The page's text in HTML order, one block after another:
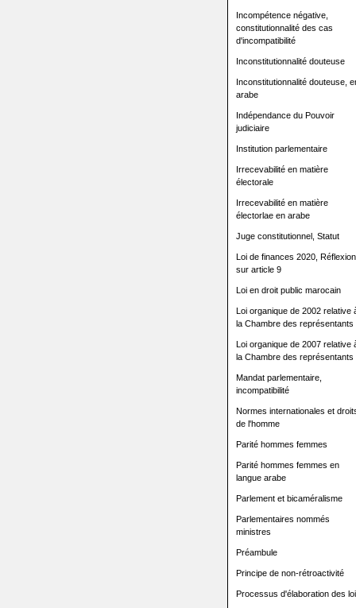
Incompétence négative,
constitutionnalité des cas
d'incompatibilité
Inconstitutionnalité douteuse
Inconstitutionnalité douteuse,
arabe
Indépendance du Pouvoir
judiciaire
Institution parlementaire
Irrecevabilité en matière
électorale
Irrecevabilité en matière
électorlae en arabe
Juge constitutionnel, Statut
Loi de finances 2020, Réflexion
sur article 9
Loi en droit public marocain
Loi organique de 2002 relative
la Chambre des représentants
Loi organique de 2007 relative
la Chambre des représentants
Mandat parlementaire,
incompatibilité
Normes internationales et
de l'homme
Parité hommes femmes
Parité hommes femmes en
langue arabe
Parlement et bicaméralisme
Parlementaires nommés
ministres
Préambule
Principe de non-rétroactivité
Processus d'élaboration des